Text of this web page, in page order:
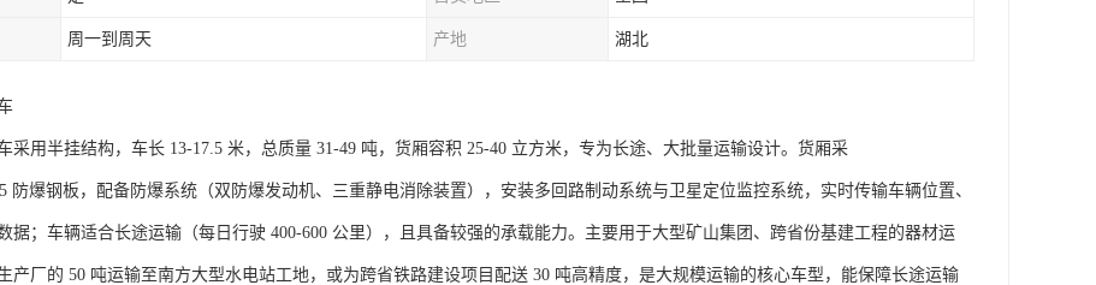
周一到周天 产地 湖北
采用半挂结构，车长 13-17.5 米，总质量 31-49 吨，货厢容积 25-40 立方米，专为长途、大批量运输设计。货厢采
防爆钢板，配备防爆系统（双防爆发动机、三重静电消除装置），安装多回路制动系统与卫星定位监控系统，实时传输车辆位置、
据；车辆适合长途运输（每日行驶 400-600 公里），且具备较强的承载能力。主要用于大型矿山集团、跨省份基建工程的器材运
产厂的 50 吨运输至南方大型水电站工地，或为跨省铁路建设项目配送 30 吨高精度，是大规模运输的核心车型，能保障长途运输